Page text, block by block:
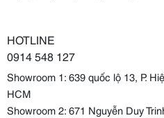
HOTLINE
0914 548 127
Showroom 1: 639 quốc lộ 13, P.
HCM
Showroom 2: 671 Nguyễn Duy